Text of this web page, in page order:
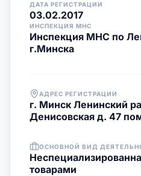
ДАТА РЕГИСТРАЦИИ
03.02.2017
ИНСПЕКЦИЯ МНС
Инспекция МНС по
г.Минска
АДРЕС РЕГИСТРАЦИИ
г. Минск Ленинский
Денисовская д. 47
ОСНОВНОЙ ВИД
товарами